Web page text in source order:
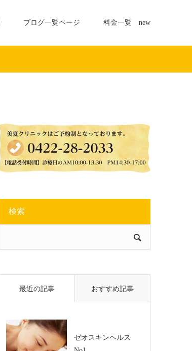
ブログ一覧ページ 料金一覧 new
検索
最近の記事 おすすめ記事
ゼオスキンヘルス